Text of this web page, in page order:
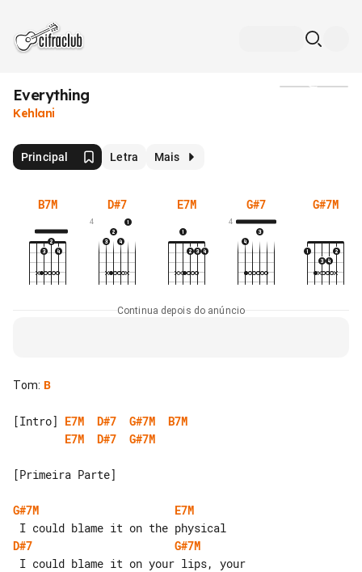
Everything
Kehlani
Principal Letra Mais
B7M D#7
4
E7M G#7
4
G#7M
Continua depois do anúncio
Tom: B
[Intro] E7M D#7 G#7M
B7M
E7M
D#7 G#7M
[Primeira Parte]
G#7M
E7M
D#7
G#7M